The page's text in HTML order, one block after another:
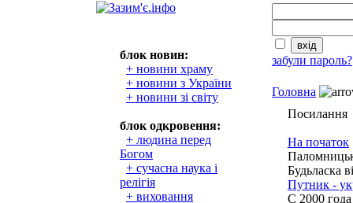
блок новин:
+ новини храму
+ новини з України
+ новини зі світу
блок одкровення:
+ людина перед
Богом
+ сучасна наука і
релігія
+ виховання
забули пароль?
Головна
Посилання
На початок
Будьласка
Путник -
С 2000